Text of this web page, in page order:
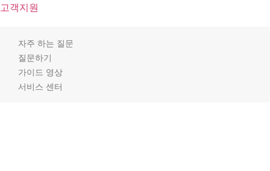
고객지원
자주 하는 질문
질문하기
가이드 영상
서비스 센터